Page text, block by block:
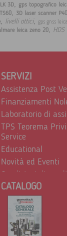
3D, gps topografico
, 3D laser scanner P40
, livelli ottici, gps gnss
leica zeno 20, HDS
SERVIZI
Assistenza Post
Finanziamenti
Laboratorio di
TPS Teorema
Service
Educational
Novità ed Eventi
Condizioni di
Trattamento dei
CATALOGO